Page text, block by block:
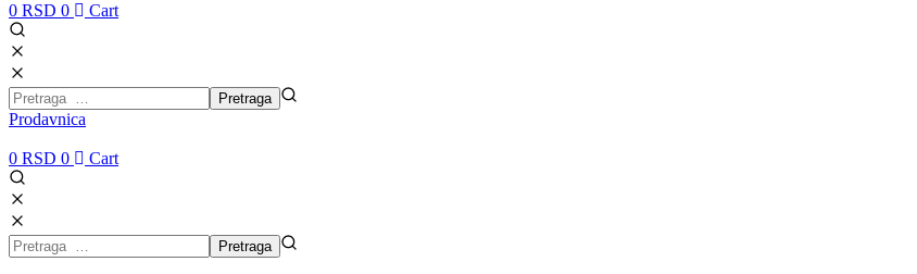
0 RSD 0 Cart
Prodavnica
0 RSD 0 Cart